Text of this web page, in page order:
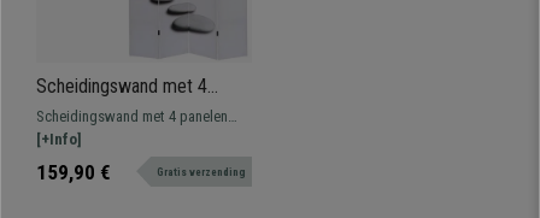
Scheidingswand met 4
panelen VINTAGE SAMU,
180x160x2,5cm, Houten
Scheidingswand met 4 panelen
VINTAGE SAMU zal een
rustgevend accent toevoegen aan
de kamer waar u hem plaatst.
[+Info]
159,90 € Gratis verzending